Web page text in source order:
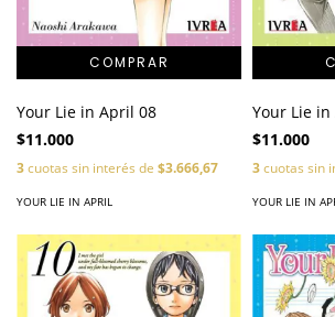
Your Lie in April 08
$11.000
3cuotas sin interés de $3.666,67
YOUR LIE IN APRIL
Your Lie
$11.000
3cuotas sin
YOUR LIE IN